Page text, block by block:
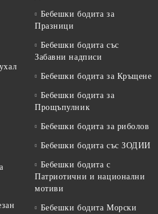
Бебешки бодита за
Празници
Бебешки бодита със
Забавни надписи
Бебешки бодита за Кръщене
Бебешки бодита за
Прощъпулник
Бебешки бодита за риболов
Бебешки бодита със ЗОДИИ
Бебешки бодита с
Патриотични и национални
мотиви
Бебешки бодита Морски